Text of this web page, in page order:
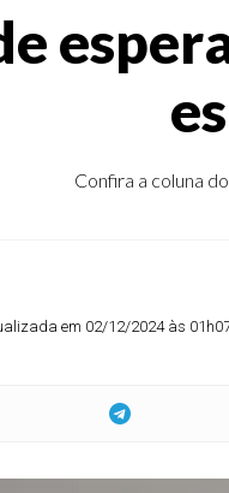
Confira a coluna
em 02/12/2024 às